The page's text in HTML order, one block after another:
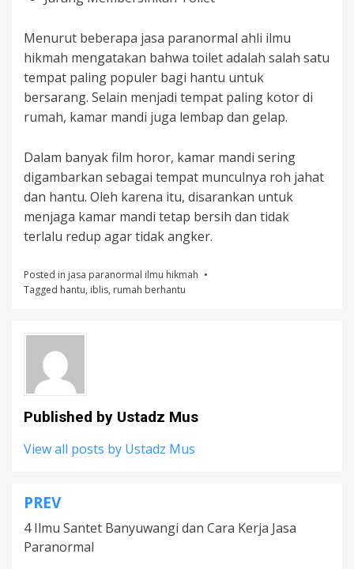
Menurut beberapa jasa paranormal ahli ilmu
hikmah mengatakan bahwa toilet adalah salah satu
tempat paling populer bagi hantu untuk
bersarang. Selain menjadi tempat paling kotor di
rumah, kamar mandi juga lembap dan gelap.
Dalam banyak film horor, kamar mandi sering
digambarkan sebagai tempat munculnya roh jahat
dan hantu. Oleh karena itu, disarankan untuk
menjaga kamar mandi tetap bersih dan tidak
terlalu redup agar tidak angker.
Posted in jasa paranormal ilmu hikmah
Tagged hantu, iblis, rumah berhantu
Published by Ustadz Mus
View all posts by Ustadz Mus
Post
navigation
PREV
4 Ilmu Santet Banyuwangi dan Cara Kerja Jasa
Paranormal